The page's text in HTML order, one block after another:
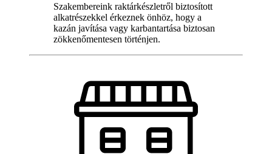
Szakembereink raktárkészletről biztosított
alkatrészekkel érkeznek önhöz, hogy a
kazán javítása vagy karbantartása biztosan
zökkenőmentesen történjen.